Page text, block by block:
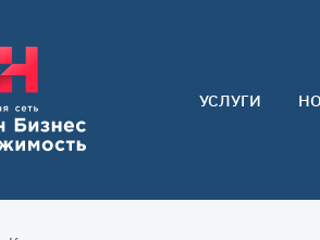
УСЛУГИ
Покупателям